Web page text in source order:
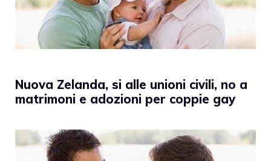
Nuova Zelanda, si alle unioni civili, no a
matrimoni e adozioni per coppie gay